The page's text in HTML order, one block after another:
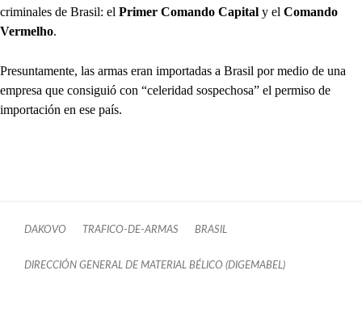
criminales de Brasil: el Primer Comando Capital y el Comando
Vermelho.
Presuntamente, las armas eran importadas a Brasil por medio de una
empresa que consiguió con “celeridad sospechosa” el permiso de
importación en ese país.
DAKOVO TRAFICO-DE-ARMAS BRASIL
DIRECCIÓN GENERAL DE MATERIAL BÉLICO (DIGEMABEL)